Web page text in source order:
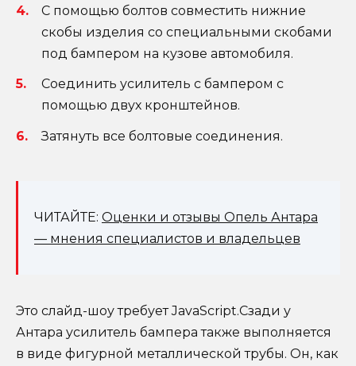
С помощью болтов совместить нижние
скобы изделия со специальными скобами
под бампером на кузове автомобиля.
Соединить усилитель с бампером с
помощью двух кронштейнов.
Затянуть все болтовые соединения.
ЧИТАЙТЕ: Оценки и отзывы Опель Антара
— мнения специалистов и владельцев
Это слайд-шоу требует JavaScript.Сзади у
Антара усилитель бампера также выполняется
в виде фигурной металлической трубы. Он, как